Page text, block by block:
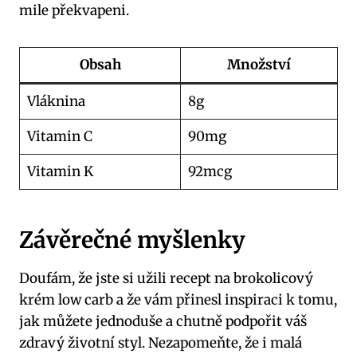
mile překvapeni.
Obsah Množství
Vláknina
8g
Vitamin C
90mg
Vitamin K
92mcg
Závěrečné myšlenky
Doufám, že jste si užili recept na brokolicový
krém low carb a že vám přinesl inspiraci k tomu,
jak můžete jednoduše a chutně podpořit váš
zdravý životní styl. Nezapomeňte, že i malá